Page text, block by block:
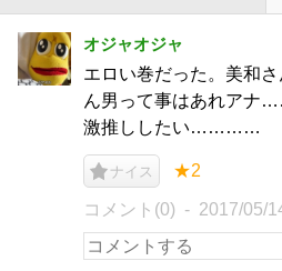
オジャオジャ
エロい巻だった。美和
ん男って事はあれア
激推ししたい…………
ナイス ★2
コメント(0) 2017/05/